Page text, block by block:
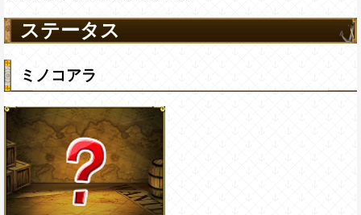
ステータス
ミノコアラ